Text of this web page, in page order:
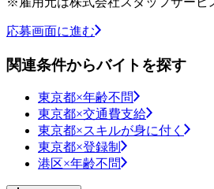
応募画面に進む
関連条件からバイトを探す
東京都×年齢不問
東京都×交通費支給
東京都×スキルが身に付く
東京都×登録制
港区×年齢不問